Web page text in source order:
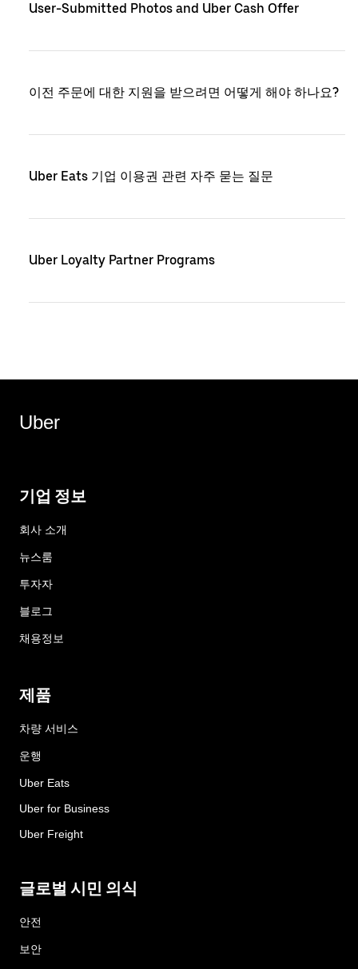
User-Submitted Photos and Uber Cash Offer
이전 주문에 대한 지원을 받으려면 어떻게 해야 하나요?
Uber Eats 기업 이용권 관련 자주 묻는 질문
Uber Loyalty Partner Programs
Uber
기업 정보
회사 소개
뉴스룸
투자자
블로그
채용정보
제품
차량 서비스
운행
Uber Eats
Uber for Business
Uber Freight
글로벌 시민 의식
안전
보안